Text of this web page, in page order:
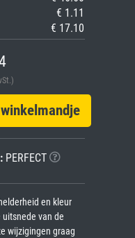
€ 1.11
€ 17.10
PERFECT
en kleur
van de
wijzigingen graag